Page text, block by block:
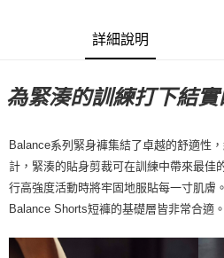
每筆NT$80，滿NT$10,000(含以上)免
付款後7-11取貨
宅配
每筆NT$130，滿NT$10,000(含以上)
詳細說明
為緊湊的訓練打下結
Balance系列緊身褲集結了卓越的舒適性
計，緊湊的貼身剪裁可在訓練中帶來最佳
行高強度活動時將牢固地服貼每一寸肌膚
Balance Shorts短褲的基礎層皆非常合適。